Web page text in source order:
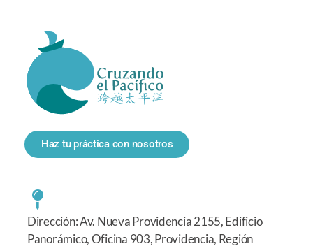
Haz tu práctica con nosotros
Dirección: Av. Nueva Providencia 2155, Edificio
Panorámico, Oficina 903, Providencia, Región